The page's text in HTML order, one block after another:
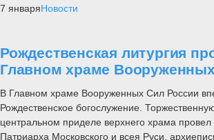
7 январяНовости
Рождественская литургия
Главном храме
В Главном храме Вооруженных Сил России
Рождественское богослужение.
центральном приделе верхнего храма
Патриарха Московского и всея Руси,